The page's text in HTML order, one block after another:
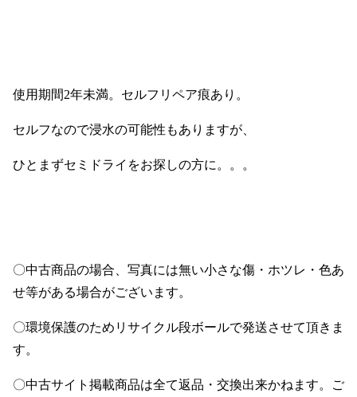
使用期間2年未満。セルフリペア痕あり。
セルフなので浸水の可能性もありますが、
ひとまずセミドライをお探しの方に。。。
〇中古商品の場合、写真には無い小さな傷・ホツレ・色あ
せ等がある場合がございます。
〇環境保護のためリサイクル段ボールで発送させて頂きま
す。
〇中古サイト掲載商品は全て返品・交換出来かねます。ご